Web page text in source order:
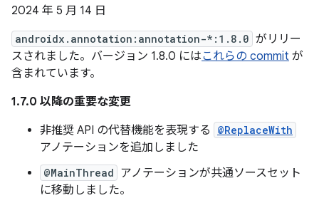
2024 年 5 月 14 日
androidx.annotation:annotation-*:1.8.0 がリリー
スされました。バージョン 1.8.0 にはこれらの commit が
含まれています。
1.7.0 以降の重要な変更
非推奨 API の代替機能を表現する
@ReplaceWith
アノテーションを追加しました
@MainThread アノテーションが共通ソースセット
に移動しました。